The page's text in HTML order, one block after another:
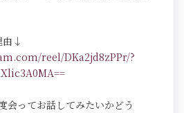
由↓
reel/DKa2jd8zPPr/?
会ってお話してみたいかどう